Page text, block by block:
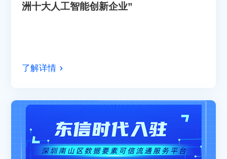
洲十大人工智能创新企业”
了解详情